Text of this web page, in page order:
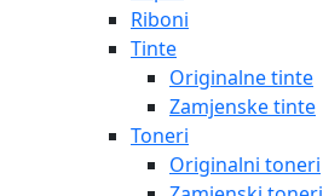
Riboni
Tinte
Originalne tinte
Zamjenske tinte
Toneri
Originalni toneri